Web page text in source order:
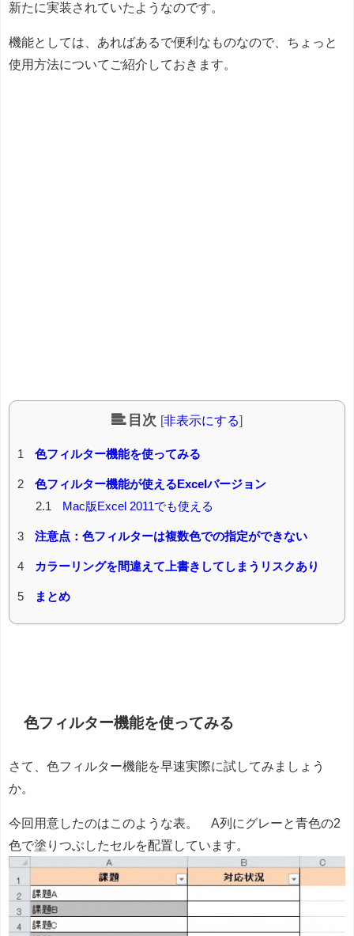
新たに実装されていたようなのです。
機能としては、あればあるで便利なものなので、ちょっと
使用方法についてご紹介しておきます。
目次 [非表示にする]
1 色フィルター機能を使ってみる
2
色フィルター機能が使えるExcelバージョン
2.1
Mac版Excel 2011でも使える
3 注意点：色フィルターは複数色での指定ができない
4 カラーリングを間違えて上書きしてしまうリスクあり
5 まとめ
色フィルター機能を使ってみる
さて、色フィルター機能を早速実際に試してみましょう
か。
今回用意したのはこのような表。 A列にグレーと青色の2
色で塗りつぶしたセルを配置しています。